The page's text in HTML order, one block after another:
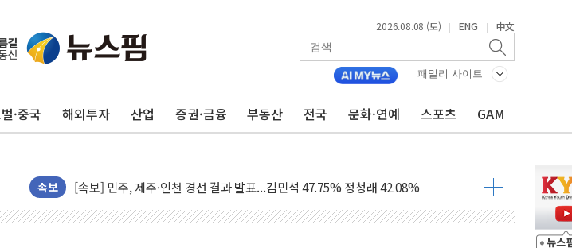
2026.08.08 (토) | ENG | 中文
패밀리 사이트
·중국 해외투자 산업 증권·금융 부동산 전국 문화·연예 스포츠 GAM
속보
울진·영덕 '호우특보'-포항 '산사태 주의보'...경북도, 호우 피해·통제구간 없어
인천 합동연설회 나선 송영길·정청래·김민석 당대표 후보
김민석, 2주차 제주·인천 경선서 정청래에 승리...47.75% vs 42.08%
[속보] 민주, 제주·인천 경선 결과 발표...김민석 47.75% 정청래 42.08%
[속보] 민주, 인천 경선 결과 발표...김민석 45.09% 정청래 43.27% 송영길 11.63%